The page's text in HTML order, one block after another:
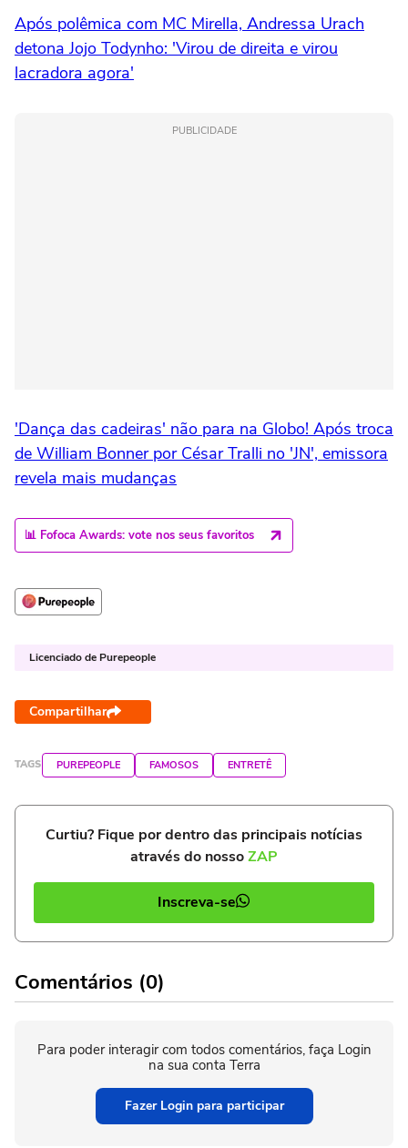
Após polêmica com MC Mirella, Andressa Urach
detona Jojo Todynho: 'Virou de direita e virou
lacradora agora'
PUBLICIDADE
'Dança das cadeiras' não para na Globo! Após troca
de William Bonner por César Tralli no 'JN', emissora
revela mais mudanças
📊 Fofoca Awards: vote nos seus favoritos
Licenciado de Purepeople
Compartilhar
TAGS PUREPEOPLE FAMOSOS ENTRETÊ
Curtiu? Fique por dentro das principais notícias
através do nossoZAP
Inscreva-se
Comentários (0)
Para poder interagir com todos comentários, faça Login
na sua conta Terra
Fazer Login para participar